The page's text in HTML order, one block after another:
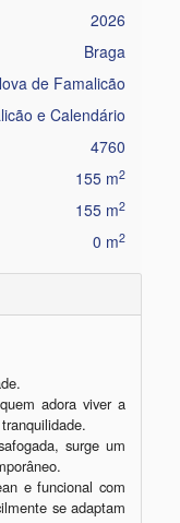
2026
Braga
de Famalicão
e Calendário
4760
155 m2
155 m2
0 m2
adora viver a
surge um
e funcional com
se adaptam